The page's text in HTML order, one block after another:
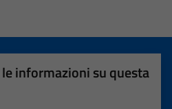
informazioni su questa